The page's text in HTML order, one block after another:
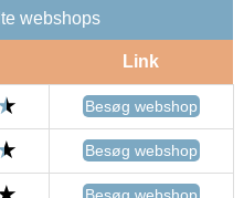
webshops
Link
Besøg webshop
Besøg webshop